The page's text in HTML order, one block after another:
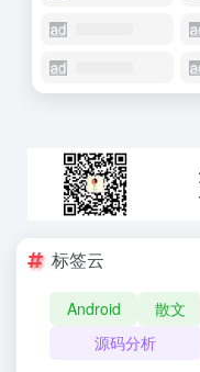
标签云
Android 散文
源码分析